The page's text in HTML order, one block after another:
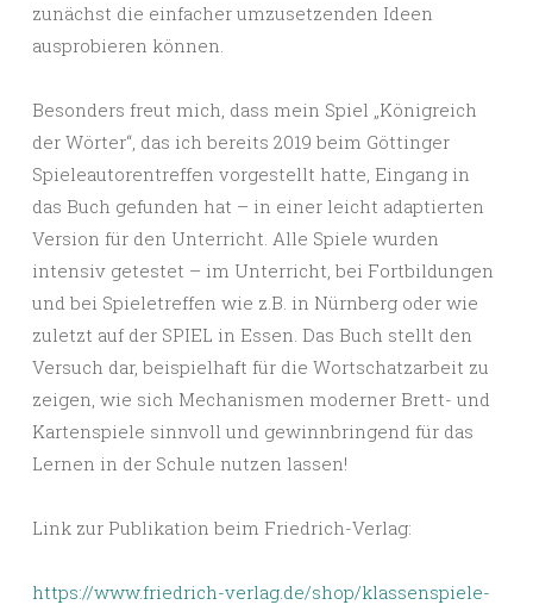
zunächst die einfacher umzusetzenden Ideen
ausprobieren können.
Besonders freut mich, dass mein Spiel „Königreich
der Wörter“, das ich bereits 2019 beim Göttinger
Spieleautorentreffen vorgestellt hatte, Eingang in
das Buch gefunden hat – in einer leicht adaptierten
Version für den Unterricht. Alle Spiele wurden
intensiv getestet – im Unterricht, bei Fortbildungen
und bei Spieletreffen wie z.B. in Nürnberg oder wie
zuletzt auf der SPIEL in Essen. Das Buch stellt den
Versuch dar, beispielhaft für die Wortschatzarbeit zu
zeigen, wie sich Mechanismen moderner Brett- und
Kartenspiele sinnvoll und gewinnbringend für das
Lernen in der Schule nutzen lassen!
Link zur Publikation beim Friedrich-Verlag:
https://www.friedrich-verlag.de/shop/klassenspiele-